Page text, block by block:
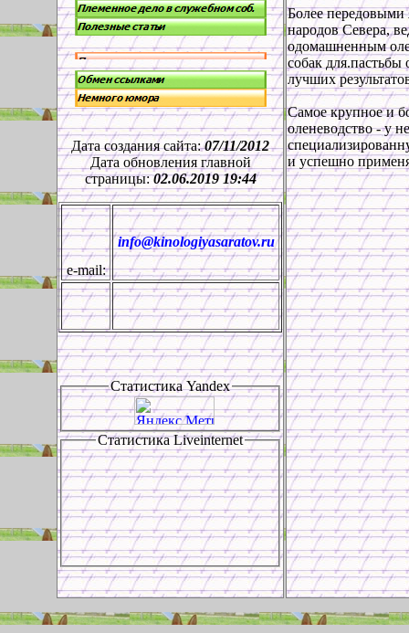
Дата создания сайта:07/11/2012
Дата обновления главной
страницы:02.06.2019 19:44
e-mail:
info@kinologiyasaratov.ru
СтатистикаYandex
СтатистикаLiveinternet
Более передовыми
народов Севера,
одомашненным
собак
лучших
Самое крупное и
оленеводство - у
и успешно